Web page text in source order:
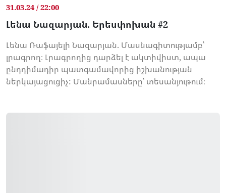
31.03.24 / 22:00
Լենա Նազարյան. Երեսփոխան #2
Լենա Ռաֆայելի Նազարյան. Մասնագիտությամբ՝
լրագրող։ Լրագրողից դարձել է ակտիվիստ, ապա
ընդդիմադիր պատգամավորից իշխանության
ներկայացուցիչ: Մանրամասները՝ տեսանյութում։